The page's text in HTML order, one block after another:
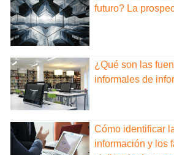
futuro? La
¿Qué son las
informales de
Cómo identificar
información y los